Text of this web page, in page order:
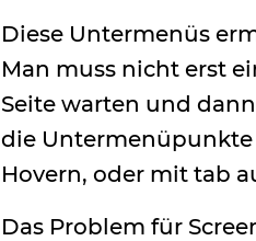
Diese Untermenüs
Man muss nicht erst
Seite warten und
die
Hovern, oder mit tab
Das Problem für